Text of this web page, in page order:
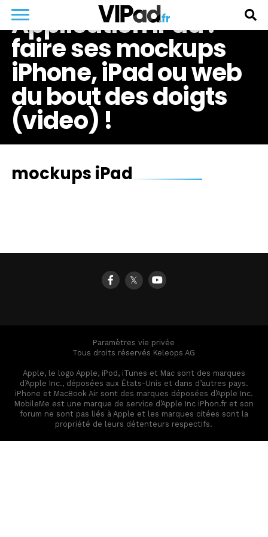
Application iPad :
faire ses mockups
iPhone, iPad ou web
du bout des doigts
(video) !
mockups iPad
𝕏
Paramètres vie privée
Tous droits réservés Keleops AG
Apple, le logo Apple, iPod, iTunes et Mac sont des marques
d’Apple Inc., déposées aux États-Unis et dans d’autres pays.
iPhone et MacBook Air sont des marques déposées d’Apple Inc.
MobileMe est une marque de service d’Apple Inc iPhon.fr et son
forum ne sont pas liés à Apple et les marques citées sont la
propriété de leurs détenteurs respectifs.